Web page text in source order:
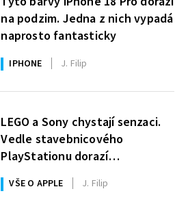
na podzim. Jedna z nich vypadá
naprosto fantasticky
IPHONE J. Filip
LEGO a Sony chystají senzaci.
Vedle stavebnicového
PlayStationu dorazí
i legendární Astro Bot a bude
zdarma
VŠE O APPLE J. Filip